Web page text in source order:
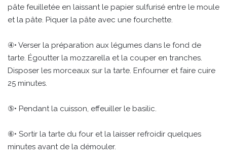
pâte feuilletée en laissant le papier sulfurisé entre le moule
et la pâte. Piquer la pâte avec une fourchette.
④• Verser la préparation aux légumes dans le fond de
tarte. Égoutter la mozzarella et la couper en tranches.
Disposer les morceaux sur la tarte. Enfourner et faire cuire
25 minutes.
⑤• Pendant la cuisson, effeuiller le basilic.
⑥• Sortir la tarte du four et la laisser refroidir quelques
minutes avant de la démouler.